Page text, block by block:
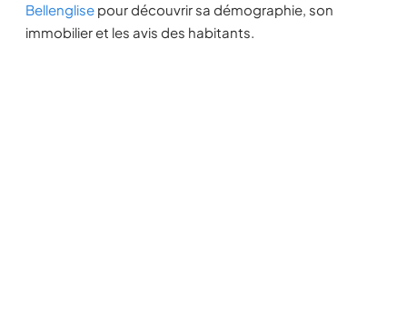
Bellenglise pour découvrir sa démographie, son
immobilier et les avis des habitants.